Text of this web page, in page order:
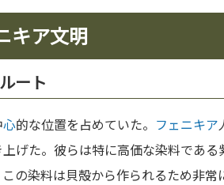
キア文明
ート
心的な位置を占めていた。 フェニキア
げた。彼らは特に高価な染料であ
の染料は貝殻から作られるため非常